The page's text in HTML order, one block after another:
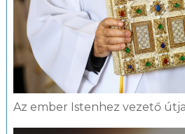
Az ember Istenhez vezető útja